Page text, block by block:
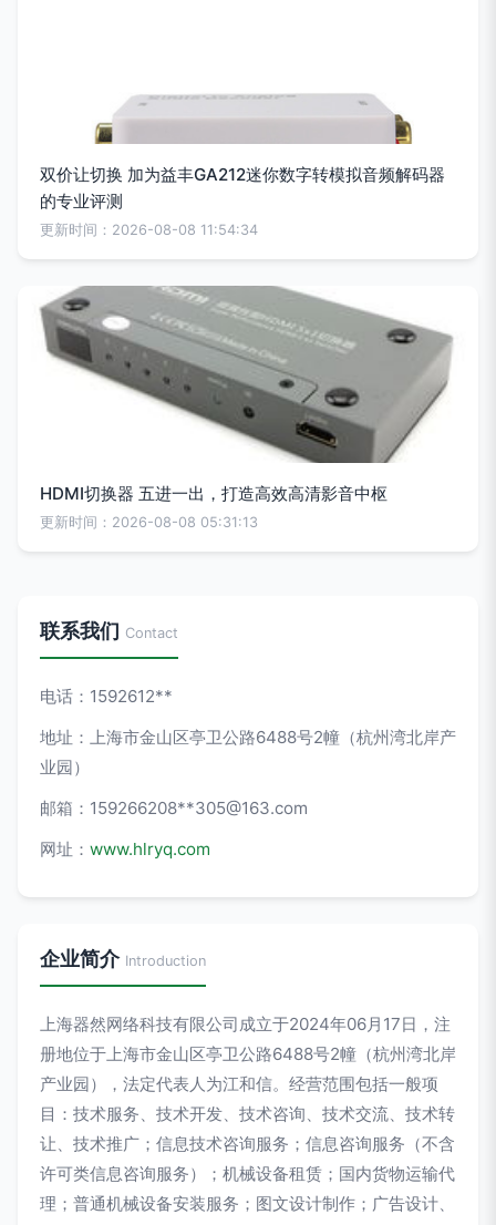
双价让切换 加为益丰GA212迷你数字转模拟音频解码器
的专业评测
更新时间：2026-08-08 11:54:34
HDMI切换器 五进一出，打造高效高清影音中枢
更新时间：2026-08-08 05:31:13
联系我们 Contact
电话：1592612**
地址：上海市金山区亭卫公路6488号2幢（杭州湾北岸产
业园）
邮箱：159266208**305@163.com
网址： www.hlryq.com
企业简介 Introduction
上海器然网络科技有限公司成立于2024年06月17日，注
册地位于上海市金山区亭卫公路6488号2幢（杭州湾北岸
产业园），法定代表人为江和信。经营范围包括一般项
目：技术服务、技术开发、技术咨询、技术交流、技术转
让、技术推广；信息技术咨询服务；信息咨询服务（不含
许可类信息咨询服务）；机械设备租赁；国内货物运输代
理；普通机械设备安装服务；图文设计制作；广告设计、